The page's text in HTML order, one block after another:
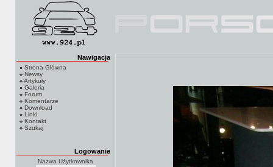
Nawigacja
Strona Główna
Newsy
Artykuły
Galeria
Forum
Komentarze
Download
Linki
Kontakt
Szukaj
Logowanie
Nazwa Użytkownika